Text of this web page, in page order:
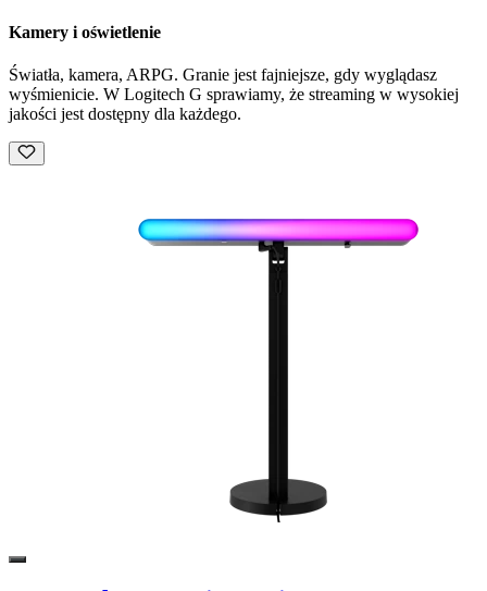
Kamery i oświetlenie
Światła, kamera, ARPG. Granie jest fajniejsze, gdy wyglądasz
wyśmienicie. W Logitech G sprawiamy, że streaming w wysokiej
jakości jest dostępny dla każdego.